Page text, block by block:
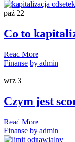
paź 22
Co to
Read More
Finanse by admin
wrz 3
Czym jest
Read More
Finanse by admin